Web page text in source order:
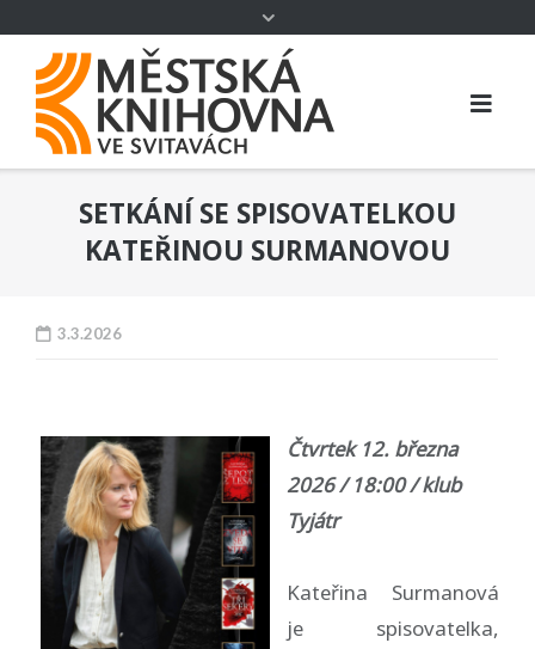
SETKÁNÍ SE SPISOVATELKOU
KATEŘINOU SURMANOVOU
3.3.2026
Čtvrtek 12. března
2026 / 18:00 / klub
Tyjátr
Kateřina Surmanová
je spisovatelka,